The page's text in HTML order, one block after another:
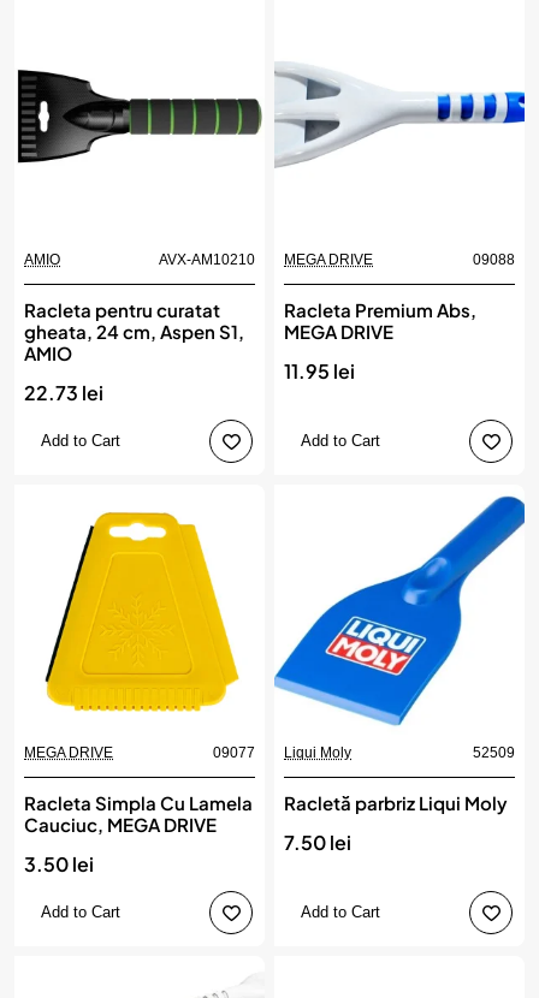
AMIO AVX-AM10210
Racleta pentru curatat
gheata, 24 cm, Aspen S1,
AMIO
22.73 lei
Add to Cart
MEGA DRIVE 09088
Racleta Premium Abs,
MEGA DRIVE
11.95 lei
Add to Cart
MEGA DRIVE 09077
Racleta Simpla Cu Lamela
Cauciuc, MEGA DRIVE
3.50 lei
Add to Cart
New
Liqui Moly 52509
Racletă parbriz Liqui Moly
7.50 lei
Add to Cart